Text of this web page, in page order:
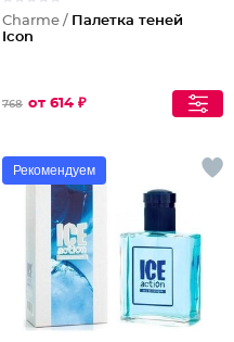
Charme / Палетка теней
Icon
768 от 614 ₽
Рекомендуем